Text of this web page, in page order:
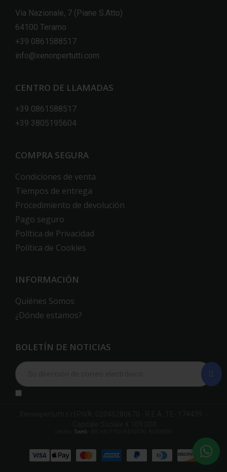
Via Nazionale, 7 (Piane S.Atto)
64100 Teramo
+39 0861588517
info@xenonpertutti.com
CENTRO DE LLAMADAS
+39 0861588517
+39 3805195604
COMPRA SEGURA
Condiciones de venta
Tiempos de entrega
Procedimiento de devolución
Pago seguro
Política de Privacidad
Política de Cookies
INFORMACIÓN
Quiénes Somos
¿Dónde estamos?
BOLETÍN DE NOTICIAS
5web